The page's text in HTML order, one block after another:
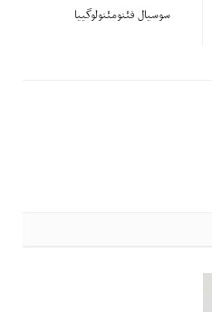
سوسیال فئنومئنولوگییا